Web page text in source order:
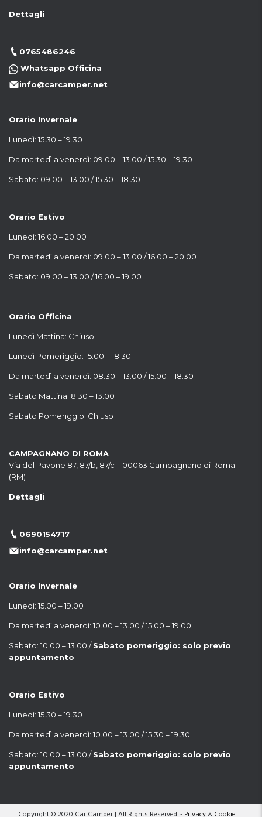
Dettagli
0765486246
Whatsapp Officina
info@carcamper.net
Orario Invernale
Lunedì: 15.30 – 19.30
Da martedì a venerdì: 09.00 – 13.00 / 15.30 – 19.30
Sabato: 09.00 – 13.00 / 15.30 – 18.30
Orario Estivo
Lunedì: 16.00 – 20.00
Da martedì a venerdì: 09.00 – 13.00 / 16.00 – 20.00
Sabato: 09.00 – 13.00 / 16.00 – 19.00
Orario Officina
Lunedì Mattina: Chiuso
Lunedì Pomeriggio: 15:00 – 18:30
Da martedì a venerdì: 08.30 – 13.00 / 15.00 – 18.30
Sabato Mattina: 8:30 – 13:00
Sabato Pomeriggio: Chiuso
CAMPAGNANO DI ROMA
Via del Pavone 87, 87/b, 87/c – 00063 Campagnano di Roma
(RM)
Dettagli
0690154717
info@carcamper.net
Orario Invernale
Lunedì: 15.00 – 19.00
Da martedì a venerdì: 10.00 – 13.00 / 15.00 – 19.00
Sabato: 10.00 – 13.00 /Sabato pomeriggio: solo previo
appuntamento
Orario Estivo
Lunedì: 15.30 – 19.30
Da martedì a venerdì: 10.00 – 13.00 / 15.30 – 19.30
Sabato: 10.00 – 13.00 /Sabato pomeriggio: solo previo
appuntamento